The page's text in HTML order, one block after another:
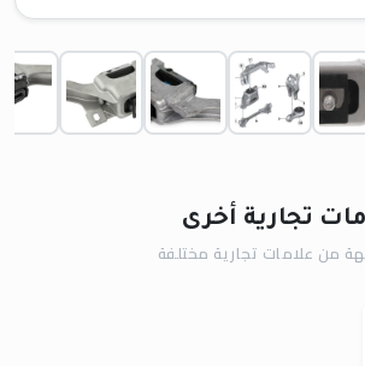
تجارية أخرى
من علامات تجارية مختلفة